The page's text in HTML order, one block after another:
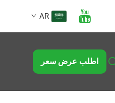
AR
اطلب عرض سعر